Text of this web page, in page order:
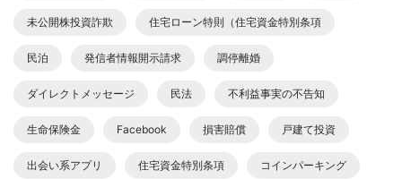
未公開株投資詐欺 住宅ローン特則（住宅資金特別条項
民泊 発信者情報開示請求 調停離婚
ダイレクトメッセージ 民法 不利益事実の不告知
生命保険金 Facebook 損害賠償 戸建て投資
出会い系アプリ 住宅資金特別条項 コインパーキング